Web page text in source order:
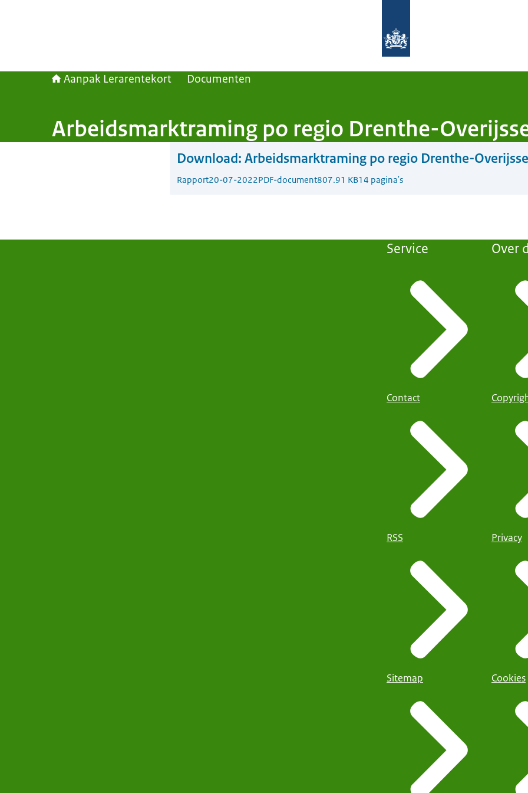
Aanpak Lerarentekort Documenten
Arbeidsmarktraming po regio Drenthe-
Download: Arbeidsmarktraming po regio Drenthe-
Rapport20-07-2022PDF-document807.91 KB14 pagina's
Service
Contact
RSS
Sitemap
Over
Privacy
Cookies